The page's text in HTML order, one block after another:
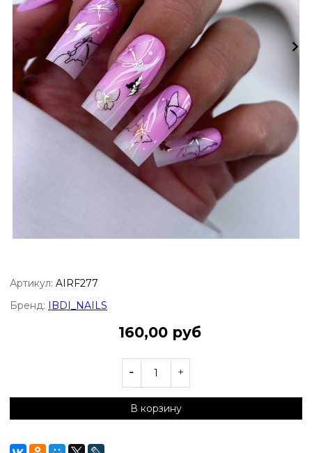
Артикул: AIRF277
Бренд:
IBDI_NAILS
160,00 руб
В корзину